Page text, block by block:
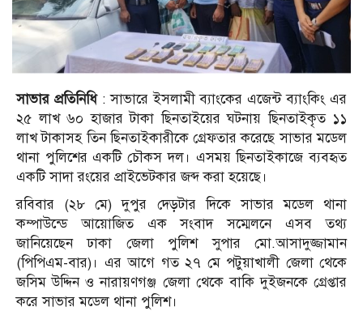
সাভার প্রতিনিধি: সাভারে ইসলামী ব্যাংকের এজেন্ট ব্যাংকিং এর
২৫ লাখ ৬০ হাজার টাকা ছিনতাইয়ের ঘটনায় ছিনতাইকৃত ১১
লাখ টাকাসহ তিন ছিনতাইকারীকে গ্রেফতার করেছে সাভার মডেল
থানা পুলিশের একটি চৌকস দল। এসময় ছিনতাইকাজে ব্যবহৃত
একটি সাদা রংয়ের প্রাইভেটকার জব্দ করা হয়েছে।
রবিবার (২৮ মে) দুপুর দেড়টার দিকে সাভার মডেল থানা
কম্পাউন্ডে আয়োজিত এক সংবাদ সম্মেলনে এসব তথ্য
জানিয়েছেন ঢাকা জেলা পুলিশ সুপার মো.আসাদুজ্জামান
(পিপিএম-বার)। এর আগে গত ২৭ মে পটুয়াখালী জেলা থেকে
জসিম উদ্দিন ও নারায়ণগঞ্জ জেলা থেকে বাকি দুইজনকে গ্রেপ্তার
করে সাভার মডেল থানা পুলিশ।